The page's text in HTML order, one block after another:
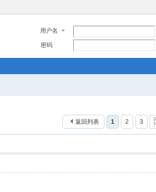
用户名
密码
1 2 3
返回列表